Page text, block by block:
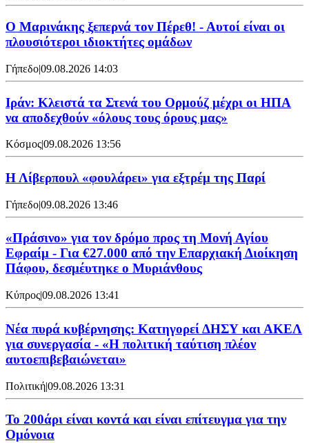
Ο Μαρινάκης ξεπερνά τον Πέρεθ! - Αυτοί είναι οι
πλουσιότεροι ιδιοκτήτες ομάδων
Γήπεδο|09.08.2026 14:03
Ιράν: Κλειστά τα Στενά του Ορμούζ μέχρι οι ΗΠΑ
να αποδεχθούν «όλους τους όρους μας»
Κόσμος|09.08.2026 13:56
Η Λίβερπουλ «φουλάρει» για εξτρέμ της Παρί
Γήπεδο|09.08.2026 13:46
«Πράσινο» για τον δρόμο προς τη Μονή Αγίου
Εφραίμ - Για €27.000 από την Επαρχιακή Διοίκηση
Πάφου, δεσμέυτηκε ο Μυριάνθους
Κύπρος|09.08.2026 13:41
Νέα πυρά κυβέρνησης: Κατηγορεί ΔΗΣΥ και ΑΚΕΛ
για συνεργασία - «Η πολιτική ταύτιση πλέον
αυτοεπιβεβαιώνεται»
Πολιτική|09.08.2026 13:31
Το 200άρι είναι κοντά και είναι επίτευγμα για την
Ομόνοια